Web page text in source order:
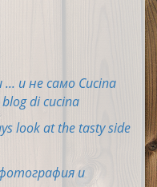
и не само Cucina
di cucina
look at the tasty side
и